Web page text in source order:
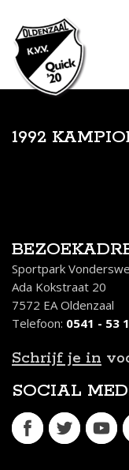
1992
Sportpark
Ada Kokstraat 20
7572 EA Oldenzaal
Telefoon: 0541 - 53
Schrijf je in
SOCIAL